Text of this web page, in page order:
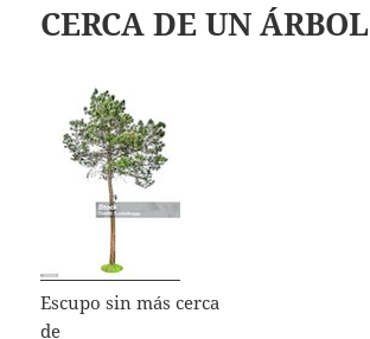
CERCA DE UN ÁRBOL
Escupo sin más cerca
de